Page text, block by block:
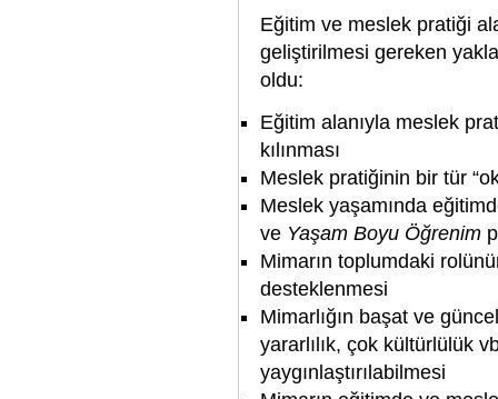
Eğitim ve meslek pratiği
geliştirilmesi gereken
oldu:
Eğitim alanıyla meslek
kılınması
Meslek pratiğinin bir tür
Meslek yaşamında
ve Yaşam Boyu Öğrenim
Mimarın toplumdaki
desteklenmesi
Mimarlığın başat ve
yararlılık, çok kültürlülük
yaygınlaştırılabilmesi